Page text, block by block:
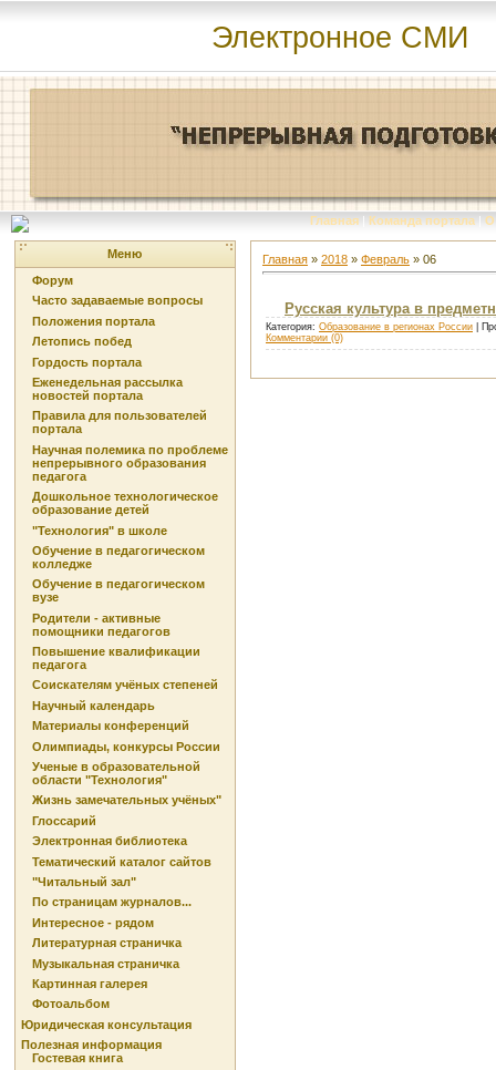
Электронное СМИ
Главная | Команда портала | О
Меню
Форум
Часто задаваемые вопросы
Положения портала
Летопись побед
Гордость портала
Еженедельная рассылка
новостей портала
Правила для пользователей
портала
Научная полемика по проблеме
непрерывного образования
педагога
Дошкольное технологическое
образование детей
"Технология" в школе
Обучение в педагогическом
колледже
Обучение в педагогическом
вузе
Родители - активные
помощники педагогов
Повышение квалификации
педагога
Соискателям учёных степеней
Научный календарь
Материалы конференций
Олимпиады, конкурсы России
Ученые в образовательной
области "Технология"
Жизнь замечательных учёных"
Глоссарий
Электронная библиотека
Тематический каталог сайтов
"Читальный зал"
По страницам журналов...
Интересное - рядом
Литературная страничка
Музыкальная страничка
Картинная галерея
Фотоальбом
Юридическая консультация
Полезная информация
Гостевая книга
Главная » 2018 » Февраль » 06
Русская культура в
Категория: Образование в регионах России |
Комментарии (0)